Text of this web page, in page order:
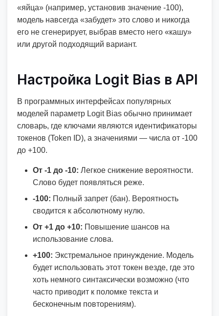
«яйца» (например, установив значение -100),
модель навсегда «забудет» это слово и никогда
его не сгенерирует, выбрав вместо него «кашу»
или другой подходящий вариант.
Настройка Logit Bias в API
В программных интерфейсах популярных
моделей параметр Logit Bias обычно принимает
словарь, где ключами являются идентификаторы
токенов (Token ID), а значениями — числа от -100
до +100.
От -1 до -10: Легкое снижение вероятности.
Слово будет появляться реже.
-100: Полный запрет (бан). Вероятность
сводится к абсолютному нулю.
От +1 до +10: Повышение шансов на
использование слова.
+100: Экстремальное принуждение. Модель
будет использовать этот токен везде, где это
хоть немного синтаксически возможно (что
часто приводит к поломке текста и
бесконечным повторениям).